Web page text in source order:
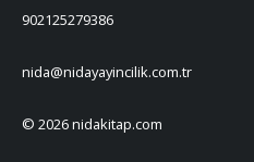
902125279386
nida@nidayayincilik.com.tr
© 2026 nidakitap.com